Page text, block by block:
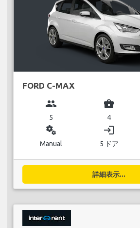
FORD C-MAX
group
5
business_center
4
miscellaneous_services
Manual
login
5 ドア
詳細表示...